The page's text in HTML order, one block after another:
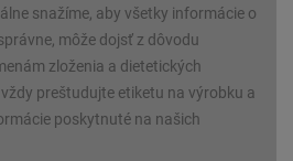
snažíme, aby všetky informácie o
môže dojsť z dôvodu
zloženia a dietetických
preštudujte etiketu na výrobku a
poskytnuté na našich